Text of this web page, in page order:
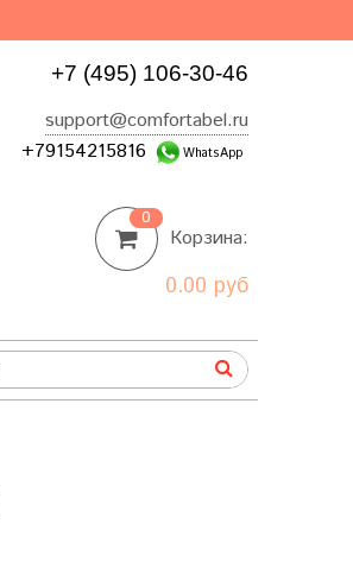
+7 (495) 106-30-46
support@comfortabel.ru
+79154215816
WhatsApp
0
Корзина:
0.00 руб